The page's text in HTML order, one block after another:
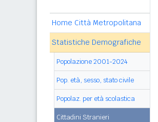
Home Città Metropolitana
Statistiche Demografiche
Popolazione 2001-2024
Pop. età, sesso, stato civile
Popolaz. per età scolastica
Cittadini Stranieri